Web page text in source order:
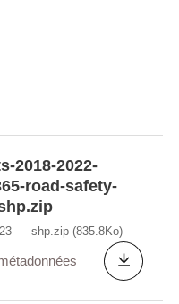
2018-2022-
road-safety-
shp.zip (835.8Ko)